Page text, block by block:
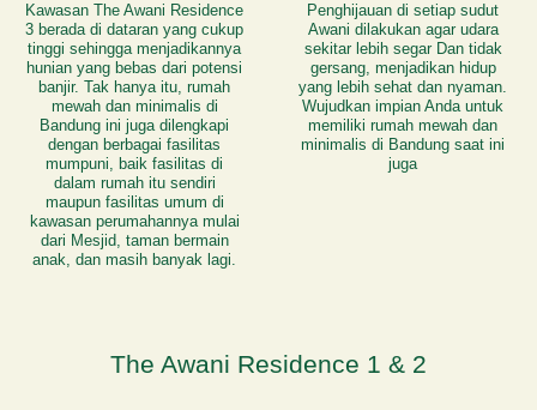
Kawasan The Awani Residence
3 berada di dataran yang cukup
tinggi sehingga menjadikannya
hunian yang bebas dari potensi
banjir. Tak hanya itu, rumah
mewah dan minimalis di
Bandung ini juga dilengkapi
dengan berbagai fasilitas
mumpuni, baik fasilitas di
dalam rumah itu sendiri
maupun fasilitas umum di
kawasan perumahannya mulai
dari Mesjid, taman bermain
anak, dan masih banyak lagi.
Penghijauan di setiap sudut
Awani dilakukan agar udara
sekitar lebih segar Dan tidak
gersang, menjadikan hidup
yang lebih sehat dan nyaman.
Wujudkan impian Anda untuk
memiliki rumah mewah dan
minimalis di Bandung saat ini
juga
The Awani Residence 1 & 2